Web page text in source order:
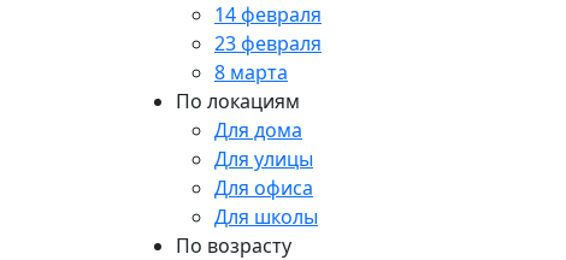
14 февраля
23 февраля
8 марта
По локациям
Для дома
Для улицы
Для офиса
Для школы
По возрасту